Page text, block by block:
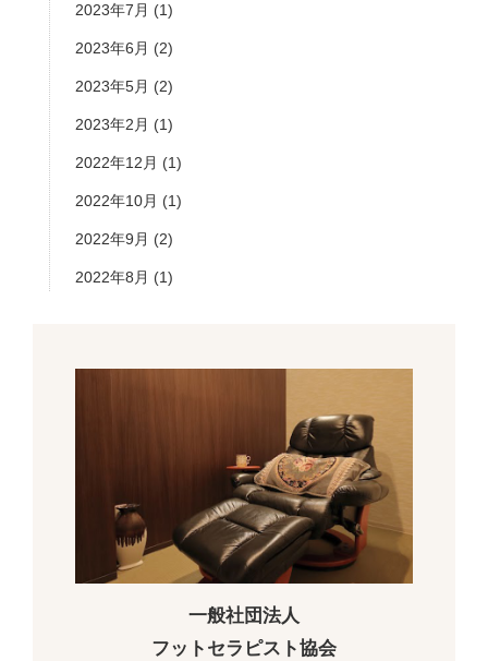
2023年7月 (1)
2023年6月 (2)
2023年5月 (2)
2023年2月 (1)
2022年12月 (1)
2022年10月 (1)
2022年9月 (2)
2022年8月 (1)
一般社団法人
フットセラピスト協会